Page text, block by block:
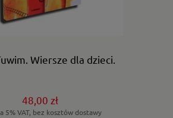
Wiersze dla dzieci.
48,00 zł
5% VAT, bez kosztów dostawy